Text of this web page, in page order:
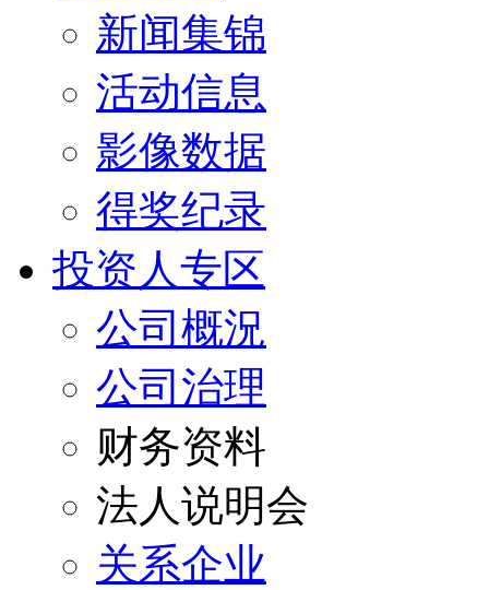
新闻集锦
活动信息
影像数据
得奖纪录
投资人专区
公司概況
公司治理
财务资料
法人说明会
关系企业